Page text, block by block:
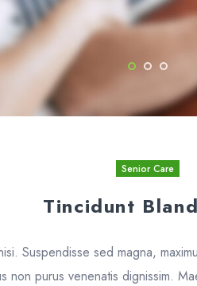
Senior Care
Tincidunt
Suspendisse sed magna,
non purus venenatis dignissim.